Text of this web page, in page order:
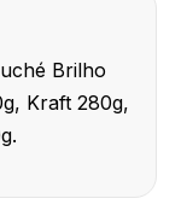
Brilho
Kraft 280g,